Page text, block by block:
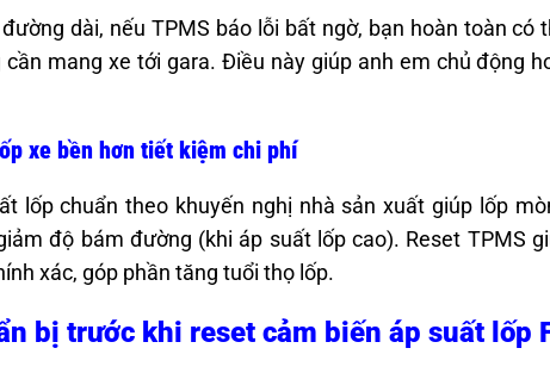
dài, nếu TPMS báo lỗi bất ngờ, bạn hoàn toàn
cần mang xe tới gara. Điều này giúp anh em chủ động
xe bền hơn tiết kiệm chi phí
lốp chuẩn theo khuyến nghị nhà sản xuất giúp lốp
độ bám đường (khi áp suất lốp cao). Reset TPMS
xác, góp phần tăng tuổi thọ lốp.
bị trước khi reset cảm biến áp suất lốp